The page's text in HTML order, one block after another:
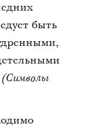
быть
(Символы